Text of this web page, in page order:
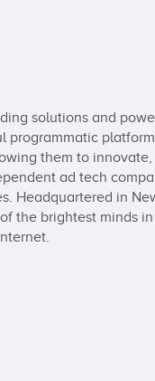
solutions and
programmatic
them to
ad tech
Headquartered in
the brightest minds